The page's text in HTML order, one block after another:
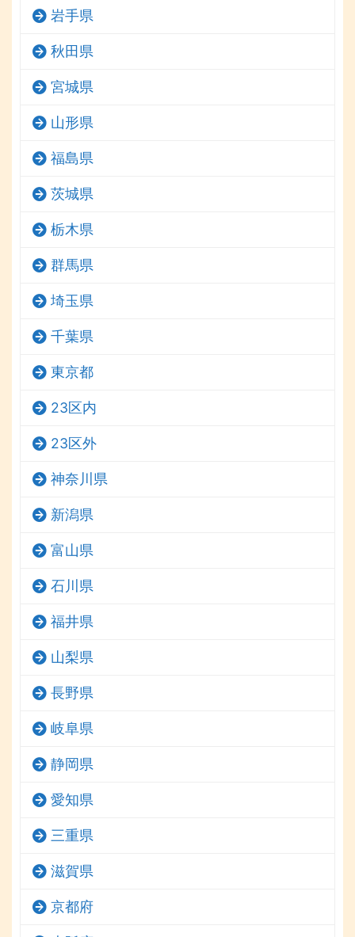
岩手県
秋田県
宮城県
山形県
福島県
茨城県
栃木県
群馬県
埼玉県
千葉県
東京都
23区内
23区外
神奈川県
新潟県
富山県
石川県
福井県
山梨県
長野県
岐阜県
静岡県
愛知県
三重県
滋賀県
京都府